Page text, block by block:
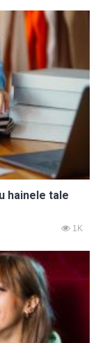
hainele tale
1K